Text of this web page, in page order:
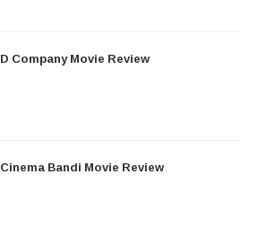
D Company Movie Review
Cinema Bandi Movie Review